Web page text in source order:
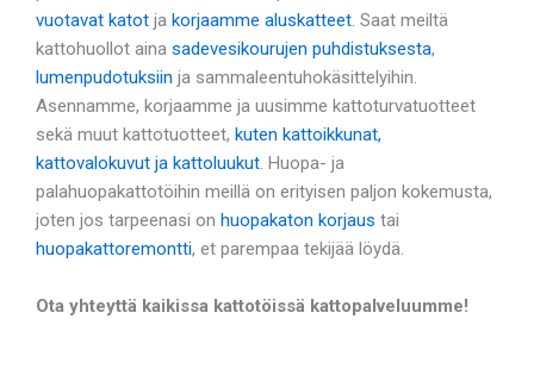
vuotavat katot ja korjaamme aluskatteet. Saat meiltä
kattohuollot aina sadevesikourujen puhdistuksesta,
lumenpudotuksiin ja sammaleentuhokäsittelyihin.
Asennamme, korjaamme ja uusimme kattoturvatuotteet
sekä muut kattotuotteet, kuten kattoikkunat,
kattovalokuvut ja kattoluukut. Huopa- ja
palahuopakattotöihin meillä on erityisen paljon kokemusta,
joten jos tarpeenasi on huopakaton korjaus tai
huopakattoremontti, et parempaa tekijää löydä.
Ota yhteyttä kaikissa kattotöissä kattopalveluumme!